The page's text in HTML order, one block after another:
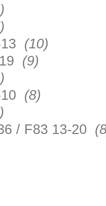
(10)
(9)
(8)
/ F83 13-20